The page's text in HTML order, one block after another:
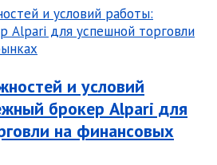
и условий
брокер Alpari для
на финансовых